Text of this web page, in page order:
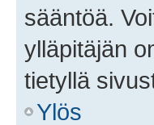
sääntöä.
ylläpitäjän
tietyllä
Ylös